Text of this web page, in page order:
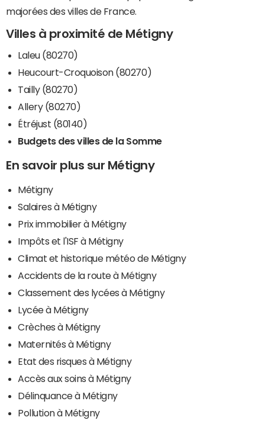
majorées des villes de France.
Villes à proximité de Métigny
Laleu (80270)
Heucourt-Croquoison (80270)
Tailly (80270)
Allery (80270)
Étréjust (80140)
Budgets des villes de la Somme
En savoir plus sur Métigny
Métigny
Salaires à Métigny
Prix immobilier à Métigny
Impôts et l'ISF à Métigny
Climat et historique météo de Métigny
Accidents de la route à Métigny
Classement des lycées à Métigny
Lycée à Métigny
Crèches à Métigny
Maternités à Métigny
Etat des risques à Métigny
Accès aux soins à Métigny
Délinquance à Métigny
Pollution à Métigny